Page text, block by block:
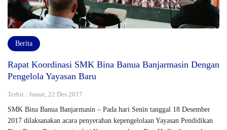
Berita
Rapat Koordinasi SMK Bina Banua Banjarmasin Dengan
Pengelola Yayasan Baru
Terbit : Jumat, 22 Des 2017
SMK Bina Banua Banjarmasin – Pada hari Senin tanggal 18 Desember
2017 dilaksanakan acara penyerahan kepengelolaan Yayasan Pendidikan